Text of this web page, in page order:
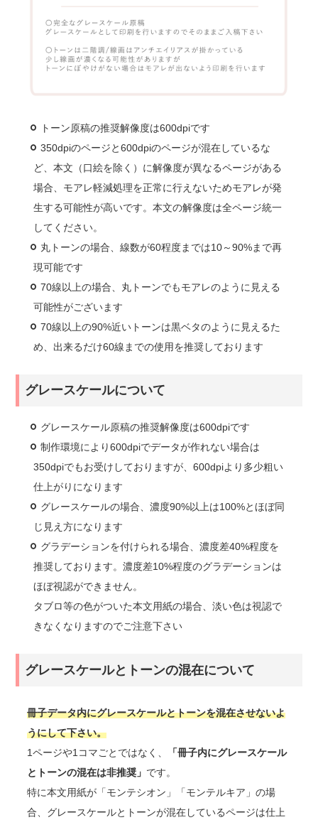
トーン原稿の推奨解像度は600dpiです
350dpiのページと600dpiのページが混在しているな
ど、本文（口絵を除く）に解像度が異なるページがある
場合、モアレ軽減処理を正常に行えないためモアレが発
生する可能性が高いです。本文の解像度は全ページ統一
してください。
丸トーンの場合、線数が60程度までは10～90%まで再
現可能です
70線以上の場合、丸トーンでもモアレのように見える
可能性がございます
70線以上の90%近いトーンは黒ベタのように見えるた
め、出来るだけ60線までの使用を推奨しております
グレースケールについて
グレースケール原稿の推奨解像度は600dpiです
制作環境により600dpiでデータが作れない場合は
350dpiでもお受けしておりますが、600dpiより多少粗い
仕上がりになります
グレースケールの場合、濃度90%以上は100%とほぼ同
じ見え方になります
グラデーションを付けられる場合、濃度差40%程度を
推奨しております。濃度差10%程度のグラデーションは
ほぼ視認ができません。
タブロ等の色がついた本文用紙の場合、淡い色は視認で
きなくなりますのでご注意下さい
グレースケールとトーンの混在について
冊子データ内にグレースケールとトーンを混在させないよ
うにして下さい。
1ページや1コマごとではなく、
「冊子内にグレースケール
とトーンの混在は非推奨」 です。
特に本文用紙が「モンテシオン」「モンテルキア」の場
合、グレースケールとトーンが混在しているページは仕上